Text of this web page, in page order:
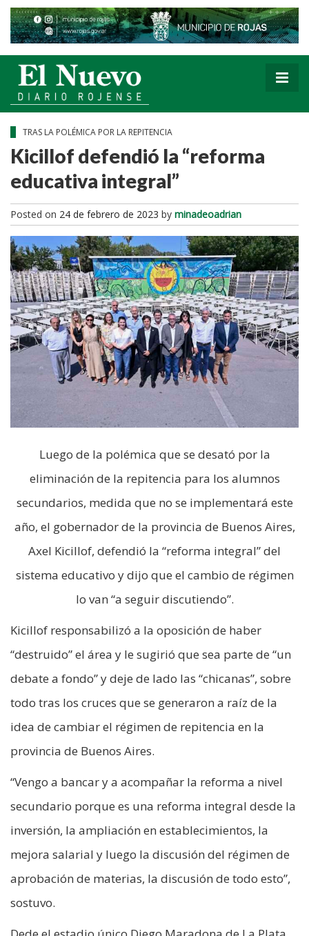
TRAS LA POLÉMICA POR LA REPITENCIA
Kicillof defendió la “reforma
educativa integral”
Posted on 24 de febrero de 2023 by minadeoadrian
Luego de la polémica que se desató por la
eliminación de la repitencia para los alumnos
secundarios, medida que no se implementará este
año, el gobernador de la provincia de Buenos Aires,
Axel Kicillof, defendió la “reforma integral” del
sistema educativo y dijo que el cambio de régimen
lo van “a seguir discutiendo”.
Kicillof responsabilizó a la oposición de haber
“destruido” el área y le sugirió que sea parte de “un
debate a fondo” y deje de lado las “chicanas”, sobre
todo tras los cruces que se generaron a raíz de la
idea de cambiar el régimen de repitencia en la
provincia de Buenos Aires.
“Vengo a bancar y a acompañar la reforma a nivel
secundario porque es una reforma integral desde la
inversión, la ampliación en establecimientos, la
mejora salarial y luego la discusión del régimen de
aprobación de materias, la discusión de todo esto”,
sostuvo.